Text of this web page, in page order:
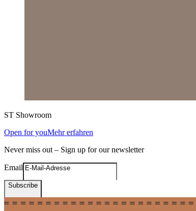
ST Showroom
Open for youMehr erfahren
Never miss out – Sign up for our newsletter
Email
Subscribe